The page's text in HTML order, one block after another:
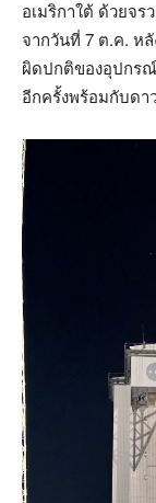
อเมริกาใต้ ด้วยจร
จากวันที่ 7 ต.ค. ห
ผิดปกติของอุปกร
อีกครั้งพร้อมกับดา